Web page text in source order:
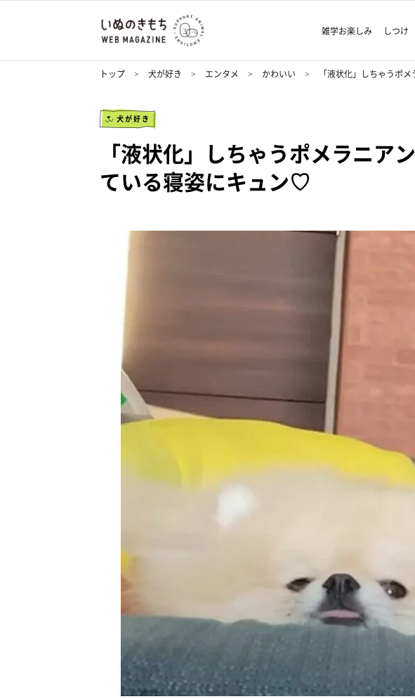
雑学お楽しみ しつけ
トップ 犬が好き エンタメ かわいい 「液状化」しちゃうポ
犬が好き
「液状化」しちゃうポメラニ
ている寝姿にキュン♡